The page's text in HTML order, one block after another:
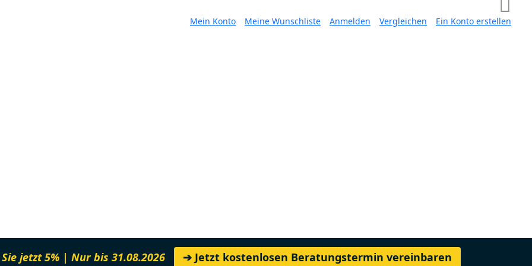
Mein Konto Meine Wunschliste Anmelden Vergleichen Ein Konto erstellen
jetzt 5% | Nur bis 31.08.2026 ➔ Jetzt kostenlosen Beratungstermin vereinbaren